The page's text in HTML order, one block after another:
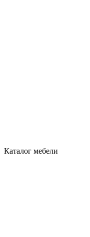
Каталог мебели